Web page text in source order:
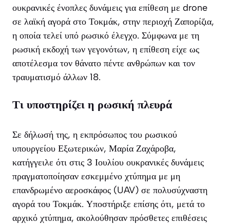
ουκρανικές ένοπλες δυνάμεις για επίθεση με drone
σε λαϊκή αγορά στο Τοκμάκ, στην περιοχή Ζαπορίζια,
η οποία τελεί υπό ρωσικό έλεγχο. Σύμφωνα με τη
ρωσική εκδοχή των γεγονότων, η επίθεση είχε ως
αποτέλεσμα τον θάνατο πέντε ανθρώπων και τον
τραυματισμό άλλων 18.
Τι υποστηρίζει η ρωσική πλευρά
Σε δήλωσή της, η εκπρόσωπος του ρωσικού
υπουργείου Εξωτερικών, Μαρία Ζαχάροβα,
κατήγγειλε ότι στις 3 Ιουλίου ουκρανικές δυνάμεις
πραγματοποίησαν εσκεμμένο χτύπημα με μη
επανδρωμένο αεροσκάφος (UAV) σε πολυσύχναστη
αγορά του Τοκμάκ. Υποστήριξε επίσης ότι, μετά το
αρχικό χτύπημα, ακολούθησαν πρόσθετες επιθέσεις